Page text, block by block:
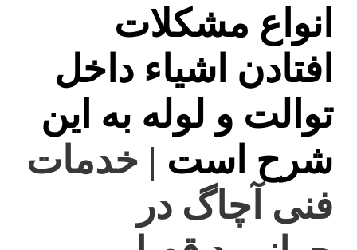
انواع مشکلات
افتادن اشیاء داخل
توالت و لوله به این
شرح است | خدمات
فنی آچاگ در